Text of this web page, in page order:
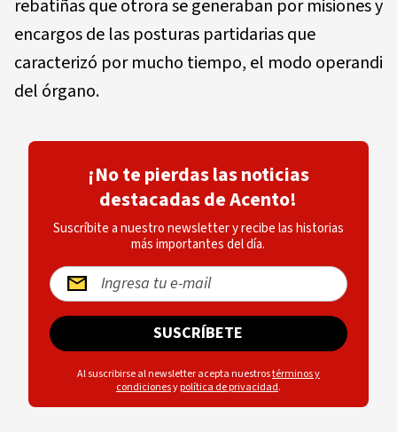
rebatiñas que otrora se generaban por misiones y
encargos de las posturas partidarias que
caracterizó por mucho tiempo, el modo operandi
del órgano.
¡No te pierdas las noticias
destacadas de Acento!
Suscríbite a nuestro newsletter y recibe las historias
más importantes del día.
SUSCRÍBETE
Al suscribirse al newsletter acepta nuestrostérminos y
condicionesypolítica de privacidad.